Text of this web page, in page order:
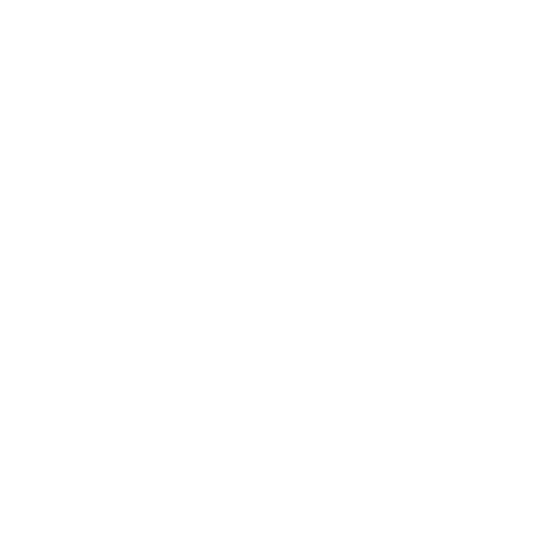
происходит?” И так продолжается весь
не шарит, что происходит. У нас тут Том Круз
что Том Круз в начале фильма — это как чувак,